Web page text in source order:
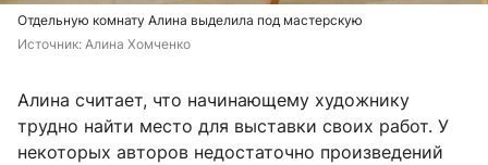
Отдельную комнату Алина выделила под мастерскую
Источник: Алина Хомченко
Алина считает, что начинающему художнику
трудно найти место для выставки своих работ. У
некоторых авторов недостаточно произведений